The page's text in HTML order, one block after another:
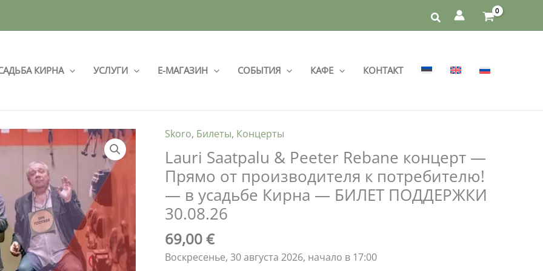
КИРНА УСЛУГИ Е-МАГАЗИН СОБЫТИЯ КАФЕ КОНТАКТ
Skoro, Билеты, Концерты
Lauri Saatpalu & Peeter Rebane концерт —
Прямо от производителя к потребителю!
— в усадьбе Кирна — БИЛЕТ ПОДДЕРЖКИ
30.08.26
69,00€
Воскресенье, 30 августа 2026, начало в 17:00
Количество
товара
Lauri
Saatpalu
&
Peeter
Rebane
концерт
-